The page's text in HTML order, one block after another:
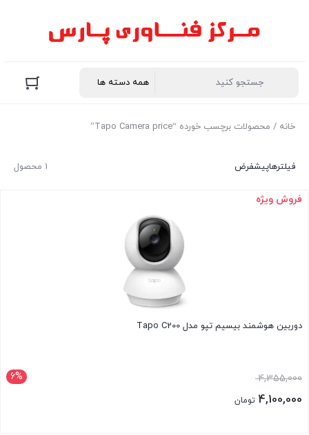
خانه / محصولات برچسب خورده “Tapo Camera price”
1 محصول فیلترهاپیشفرض
فروش ویژه
دوربین هوشمند بیسیم تپو مدل Tapo C200
6% 4,355,000قیمت
اصلی: 4,100,000 تومان